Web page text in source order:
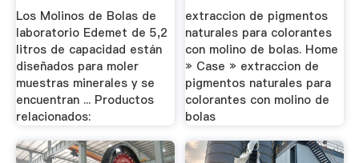
Los Molinos de Bolas de
laboratorio Edemet de 5,2
litros de capacidad están
diseñados para moler
muestras minerales y se
encuentran ... Productos
relacionados:
extraccion de pigmentos
naturales para colorantes
con molino de bolas. Home
» Case » extraccion de
pigmentos naturales para
colorantes con molino de
bolas